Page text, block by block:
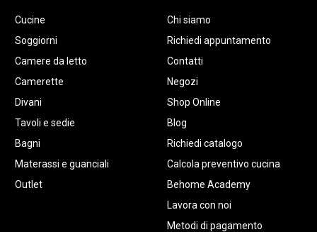
Cucine
Soggiorni
Camere da letto
Camerette
Divani
Tavoli e sedie
Bagni
Materassi e guanciali
Outlet
Chi siamo
Richiedi appuntamento
Contatti
Negozi
Shop Online
Blog
Richiedi catalogo
Calcola preventivo cucina
Behome Academy
Lavora con noi
Metodi di pagamento